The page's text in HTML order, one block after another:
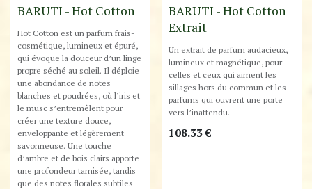
Best-Seller !
BARUTI - Hot Cotton
Hot Cotton est un parfum frais-
cosmétique, lumineux et épuré,
qui évoque la douceur d’un linge
propre séché au soleil. Il déploie
une abondance de notes
blanches et poudrées, où l’iris et
le musc s’entremêlent pour
créer une texture douce,
enveloppante et légèrement
savonneuse. Une touche
d’ambre et de bois clairs apporte
une profondeur tamisée, tandis
que des notes florales subtiles
New!
BARUTI - Hot Cotton
Extrait
Un extrait de parfum audacieux,
lumineux et magnétique, pour
celles et ceux qui aiment les
sillages hors du commun et les
parfums qui ouvrent une porte
vers l’inattendu.
108.33€